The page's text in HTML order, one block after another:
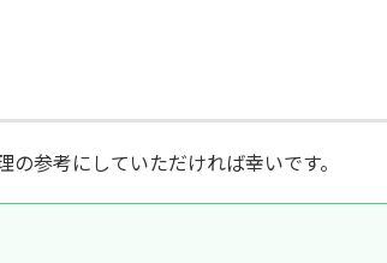
参考にしていただければ幸いです。